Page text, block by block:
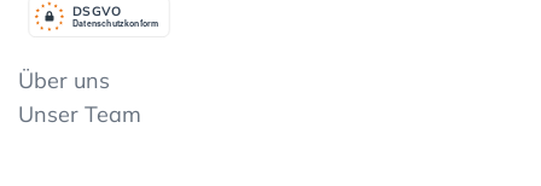
Datenschutzkonform
DSGVO
Über uns
Unser Team